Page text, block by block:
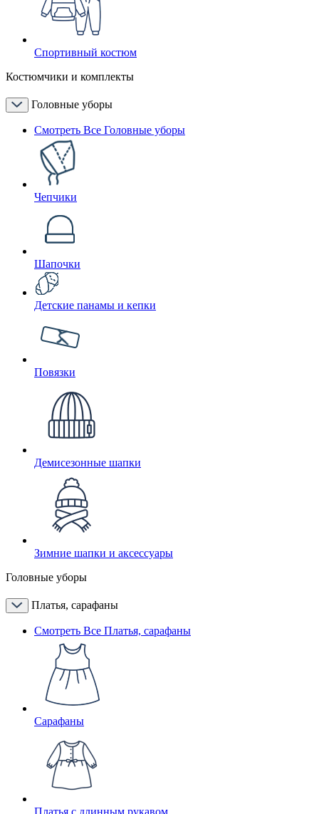
Спортивный костюм
Костюмчики и комплекты
Головные уборы
Смотреть Все Головные уборы
Чепчики
Шапочки
Детские панамы и кепки
Повязки
Демисезонные шапки
Зимние шапки и аксессуары
Головные уборы
Платья, сарафаны
Смотреть Все Платья, сарафаны
Сарафаны
Платья с длинным рукавом